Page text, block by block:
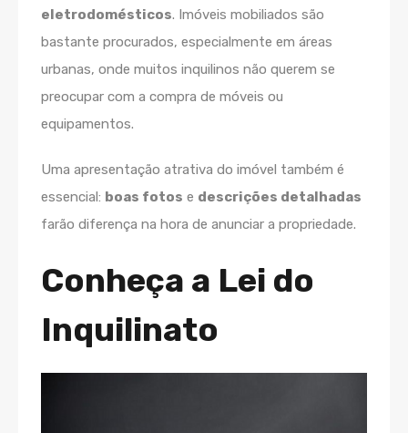
eletrodomésticos. Imóveis mobiliados são
bastante procurados, especialmente em áreas
urbanas, onde muitos inquilinos não querem se
preocupar com a compra de móveis ou
equipamentos.
Uma apresentação atrativa do imóvel também é
essencial: boas fotos e descrições detalhadas
farão diferença na hora de anunciar a propriedade.
Conheça a Lei do
Inquilinato